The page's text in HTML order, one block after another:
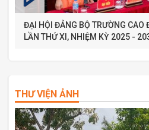
ĐẠI HỘI ĐẢNG BỘ TRƯỜNG CAO
LẦN THỨ XI, NHIỆM KỲ 2025 -
THƯ VIỆN ẢNH